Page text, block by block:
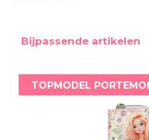
Bijpassende artikelen
TOPMODEL